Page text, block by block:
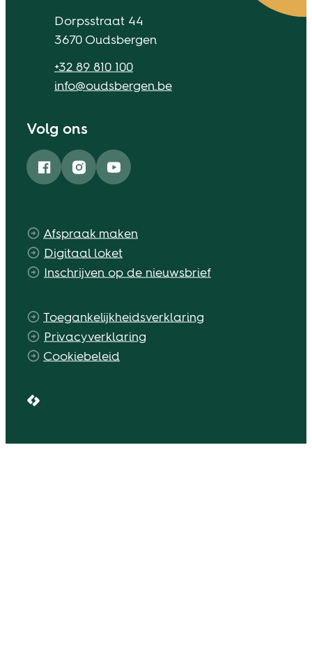
AdresDorpsstraat 44
,3670 Oudsbergen
+32 89 810 100
E-mailinfo@oudsbergen.be
Afspraak maken
Digitaal loket
Inschrijven op de nieuwsbrief
Volg ons
FacebookInstagramYouTube
Toegankelijkheidsverklaring
Privacyverklaring
Cookiebeleid
LCP nv 2026 ©